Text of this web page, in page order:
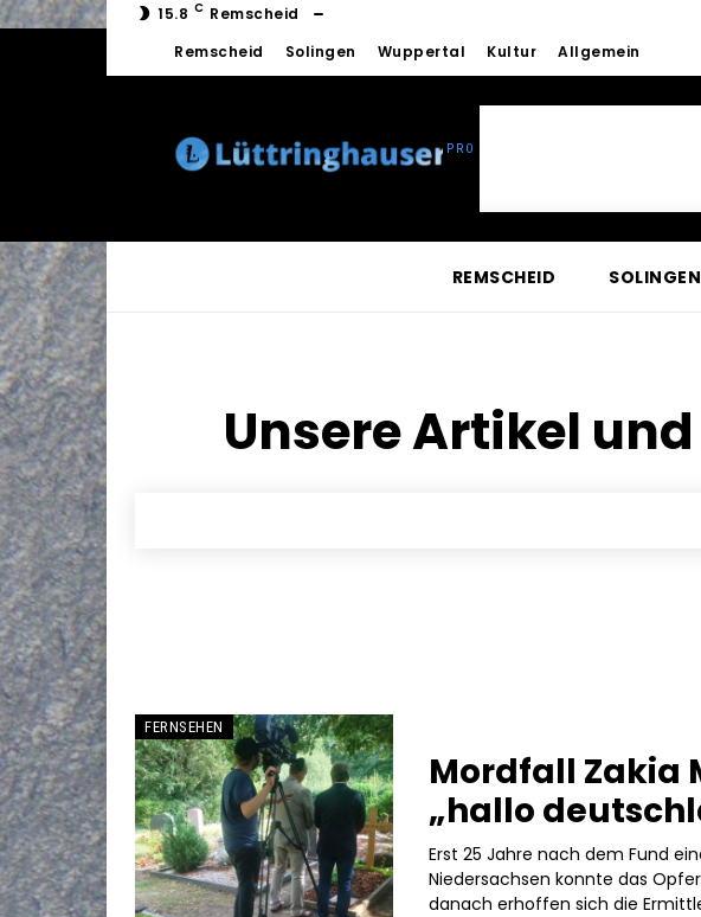
15.8 C Remscheid
Remscheid
Solingen Wuppertal Kultur Allgemein
REMSCHEID SOLINGEN
Unsere Artikel
FERNSEHEN
Mordfall Zakia
„hallo
Erst 25 Jahre nach dem Fund
Niedersachsen konnte das
danach erhoffen sich die